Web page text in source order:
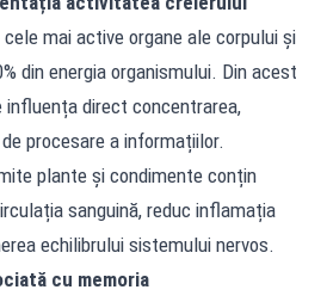
mai active organe ale corpului și
din energia organismului. Din acest
direct concentrarea,
procesare a informațiilor.
plante și condimente conțin
sanguină, reduc inflamația
echilibrului sistemului nervos.
cu memoria